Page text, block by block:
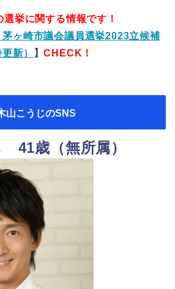
挙に関する情報です！
茅ヶ崎市議会議員選挙2023立候補
新）
】CHECK！
山こうじのSNS
歳（無所属）